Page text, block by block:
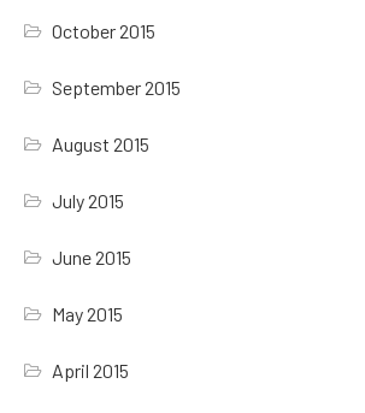
October 2015
September 2015
August 2015
July 2015
June 2015
May 2015
April 2015